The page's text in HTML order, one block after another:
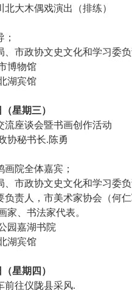
大木偶戏演出（排练）
、市政协文史文化和学习委负
博物馆
湖宾馆
星期三）
流座谈会暨书画创作活动
协秘书长.陈勇
画院全体嘉宾；
、市政协文史文化和学习委负
负责人，市美术家协会（何
家、书法家代表。
园嘉湖书院
湖宾馆
星期四）
前往仪陇县采风.